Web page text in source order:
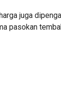
juga
pasokan